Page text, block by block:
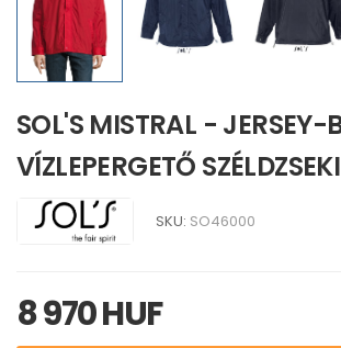
SOL'S MISTRAL - JERSEY-
VÍZLEPERGETŐ SZÉLDZSEKI
SKU: SO46000
8 970 HUF